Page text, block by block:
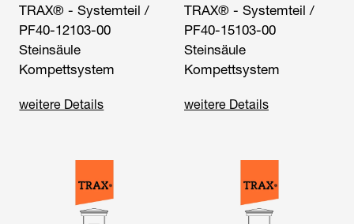
TRAX® - Systemteil /
PF40-12103-00
Steinsäule
Kompettsystem
weitere Details
TRAX® - Systemteil /
PF40-15103-00
Steinsäule
Kompettsystem
weitere Details